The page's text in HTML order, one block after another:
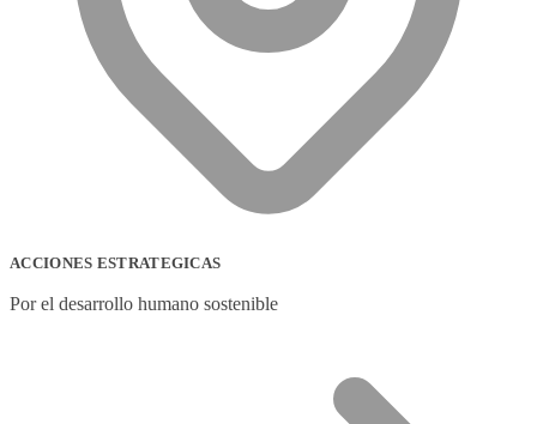
ACCIONES ESTRATEGICAS
Por el desarrollo humano sostenible